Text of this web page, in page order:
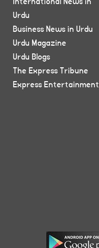
Urdu
Business News in Urdu
Urdu Magazine
Urdu Blogs
The Express Tribune
Express Entertainment